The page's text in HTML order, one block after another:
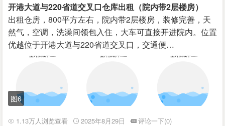
开港大道与220省道交叉口仓库出租（院内带2层楼房）
出租仓房，800平方左右，院内带2层楼房，装修完善，天
然气，空调，洗澡间领包入住，大车可直接开进院内。位置
优越位于开港大道与220省道交叉口，交通便…
图6
1.13万人浏览查看 2025年8月29日
评论一下(0)